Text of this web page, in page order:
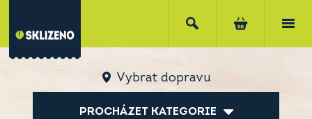
Vybrat dopravu
PROCHÁZET KATEGORIE